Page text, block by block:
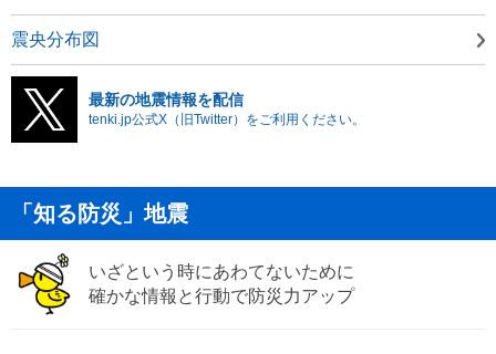
震央分布図
最新の地震情報を配信
tenki.jp公式X（旧Twitter）をご利用ください。
「知る防災」地震
いざという時にあわてないために
確かな情報と行動で防災力アップ